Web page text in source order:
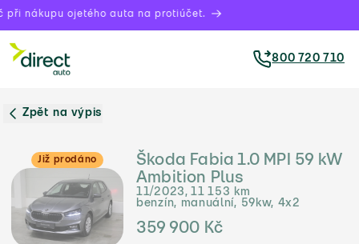
při nákupu ojetého auta na protiúčet.
800 720 710
Zpět na výpis
Již prodáno
Škoda Fabia 1.0 MPI 59 kW
Ambition Plus
11/2023, 11 153 km
benzín, manuální, 59kw, 4x2
359 900 Kč